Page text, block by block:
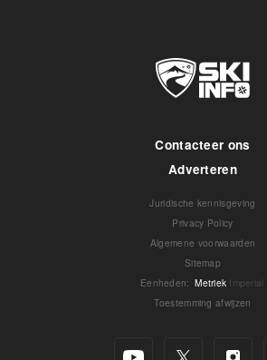
Contacteer ons
Adverteren
Juridische kennisgeving
Privacy Policy
Algemene voorwaarden
Sitemap
Eenheden: Metriek Imperial
Toestemming afwijzen